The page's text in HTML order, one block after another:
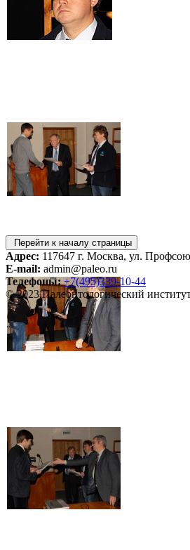
Перейти к началу страницы
Адрес: 117647 г. Москва, ул.
E-mail: admin@paleo.ru
Телефоны: +7(495)339-10-44
© 2023 Палеонтологический